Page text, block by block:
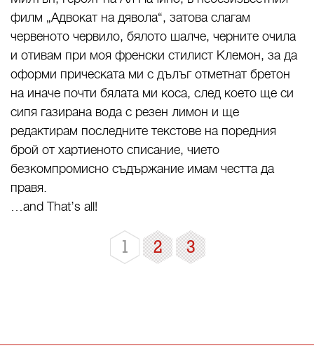
филм „Адвокат на дявола“, затова слагам
червеното червило, бялото шалче, черните очила
и отивам при моя френски стилист Клемон, за да
оформи прическата ми с дълъг отметнат бретон
на иначе почти бялата ми коса, след което ще си
сипя газирана вода с резен лимон и ще
редактирам последните текстове на поредния
брой от хартиеното списание, чието
безкомпромисно съдържание имам честта да
правя.
…and That’s all!
1 2 3